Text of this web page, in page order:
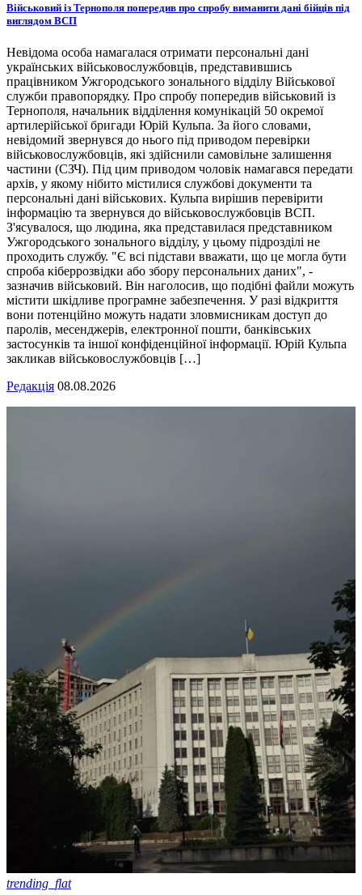
Військовий із Тернополя попередив про спробу виманити дані бійців під
виглядом ВСП
Невідома особа намагалася отримати персональні дані
українських військовослужбовців, представившись
працівником Ужгородського зонального відділу Військової
служби правопорядку. Про спробу попередив військовий із
Тернополя, начальник відділення комунікацій 50 окремої
артилерійської бригади Юрій Кульпа. За його словами,
невідомий звернувся до нього під приводом перевірки
військовослужбовців, які здійснили самовільне залишення
частини (СЗЧ). Під цим приводом чоловік намагався передати
архів, у якому нібито містилися службові документи та
персональні дані військових. Кульпа вирішив перевірити
інформацію та звернувся до військовослужбовців ВСП.
З'ясувалося, що людина, яка представилася представником
Ужгородського зонального відділу, у цьому підрозділі не
проходить службу. "Є всі підстави вважати, що це могла бути
спроба кіберрозвідки або збору персональних даних", -
зазначив військовий. Він наголосив, що подібні файли можуть
містити шкідливе програмне забезпечення. У разі відкриття
вони потенційно можуть надати зловмисникам доступ до
паролів, месенджерів, електронної пошти, банківських
застосунків та іншої конфіденційної інформації. Юрій Кульпа
закликав військовослужбовців […]
Редакція 08.08.2026
trending_flat